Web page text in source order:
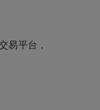
易平台，